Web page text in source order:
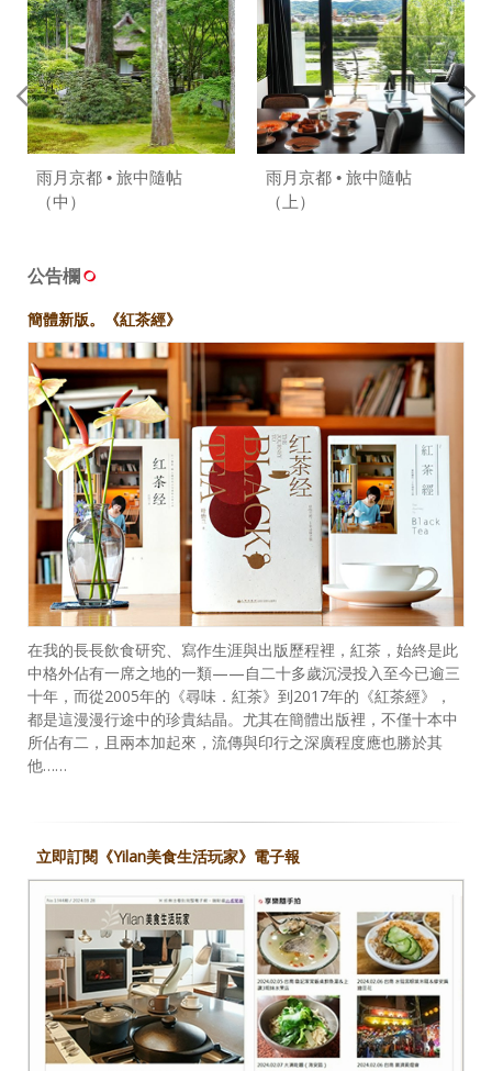
雨月京都 • 旅中隨帖
（中）
雨月京都 • 旅中隨帖
（上）
公告欄
簡體新版。《紅茶經》
在我的長長飲食研究、寫作生涯與出版歷程裡，紅茶，始終是此
中格外佔有一席之地的一類——自二十多歲沉浸投入至今已逾三
十年，而從2005年的《尋味．紅茶》到2017年的《紅茶經》，
都是這漫漫行途中的珍貴結晶。尤其在簡體出版裡，不僅十本中
所佔有二，且兩本加起來，流傳與印行之深廣程度應也勝於其
他……
立即訂閱《Yilan美食生活玩家》電子報